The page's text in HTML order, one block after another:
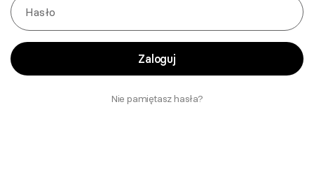
Hasło
Zaloguj
Nie pamiętasz hasła?